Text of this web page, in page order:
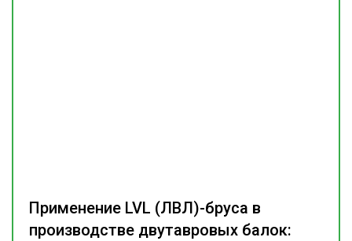
Применение LVL (ЛВЛ)-бруса в
производстве двутавровых балок: